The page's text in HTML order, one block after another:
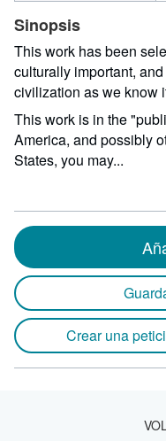
Sinopsis
This work has been
culturally important,
civilization as we know
This work is in the
America, and possibly
States, you may...
Crear una